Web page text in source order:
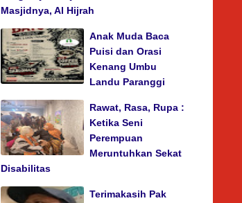
Masjidnya, Al Hijrah
Anak Muda Baca
Puisi dan Orasi
Kenang Umbu
Landu Paranggi
Rawat, Rasa, Rupa :
Ketika Seni
Perempuan
Meruntuhkan Sekat
Disabilitas
Terimakasih Pak